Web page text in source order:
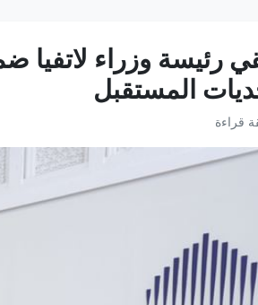
رئيسة وزراء لاتفيا
المستقبل